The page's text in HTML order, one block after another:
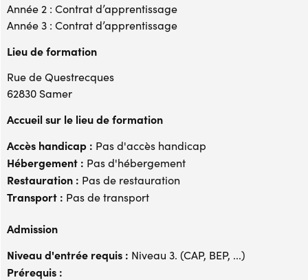
Année 2 : Contrat d’apprentissage
Année 3 : Contrat d’apprentissage
Lieu de formation
Rue de Questrecques
62830 Samer
Accueil sur le lieu de formation
Accès handicap : Pas d'accès handicap
Hébergement : Pas d'hébergement
Restauration : Pas de restauration
Transport : Pas de transport
Admission
Niveau d'entrée requis : Niveau 3. (CAP, BEP, ...)
Prérequis :